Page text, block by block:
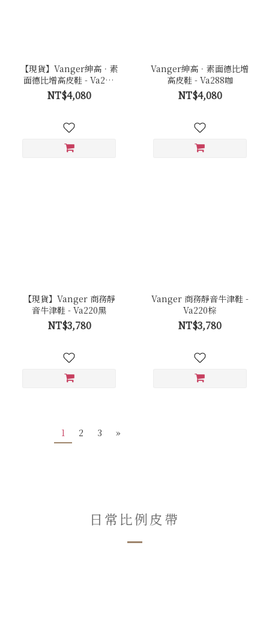
【現貨】Vanger紳高．素
面德比增高皮鞋 - Va288
黑
NT$4,080
Vanger紳高．素面德比增
高皮鞋 - Va288咖
NT$4,080
【現貨】Vanger 商務靜
音牛津鞋 - Va220黑
NT$3,780
Vanger 商務靜音牛津鞋 -
Va220棕
NT$3,780
1 2 3 »
日常比例皮帶